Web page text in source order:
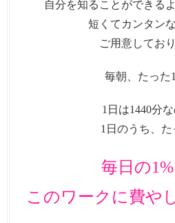
自分を知ることができる
短くてカンタン
ご用意してお
毎朝、たった
1日は1440分な
1日のうち、た
毎日の1%
このワークに費や